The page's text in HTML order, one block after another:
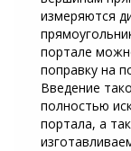
измеряются
портале
поправку на
Введение
полностью
портала, а